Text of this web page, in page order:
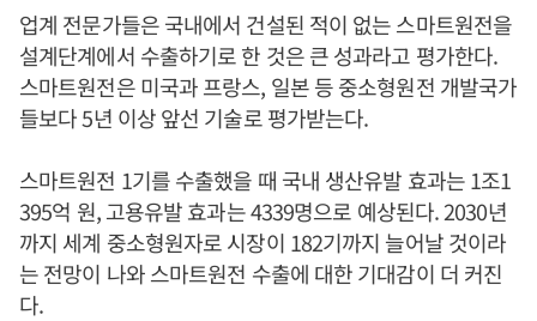
업계 전문가들은 국내에서 건설된 적이 없는 스마트원전을
설계단계에서 수출하기로 한 것은 큰 성과라고 평가한다.
스마트원전은 미국과 프랑스, 일본 등 중소형원전 개발국가
들보다 5년 이상 앞선 기술로 평가받는다.
스마트원전 1기를 수출했을 때 국내 생산유발 효과는 1조1
395억 원, 고용유발 효과는 4339명으로 예상된다. 2030년
까지 세계 중소형원자로 시장이 182기까지 늘어날 것이라
는 전망이 나와 스마트원전 수출에 대한 기대감이 더 커진
다.